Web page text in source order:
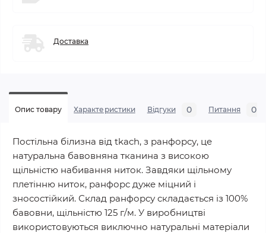
Доставка
Опис товару Характеристики Відгуки 0 Питання 0
Постільна білизна від tkach, з ранфорсу, це
натуральна бавовняна тканина з високою
щільністю набивання ниток. Завдяки щільному
плетінню ниток, ранфорс дуже міцний і
зносостійкий. Склад ранфорсу складається із 100%
бавовни, щільністю 125 г/м. У виробництві
використовуються виключно натуральні матеріали